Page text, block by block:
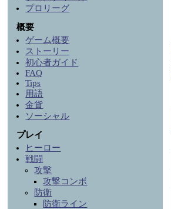
プロリーグ
概要
ゲーム概要
ストーリー
初心者ガイド
FAQ
Tips
用語
金貨
ソーシャル
プレイ
ヒーロー
戦闘
攻撃
攻撃コンボ
防衛
防衛ライン